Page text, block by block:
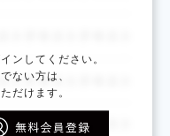
ンしてください。
ない方は、
だけます。